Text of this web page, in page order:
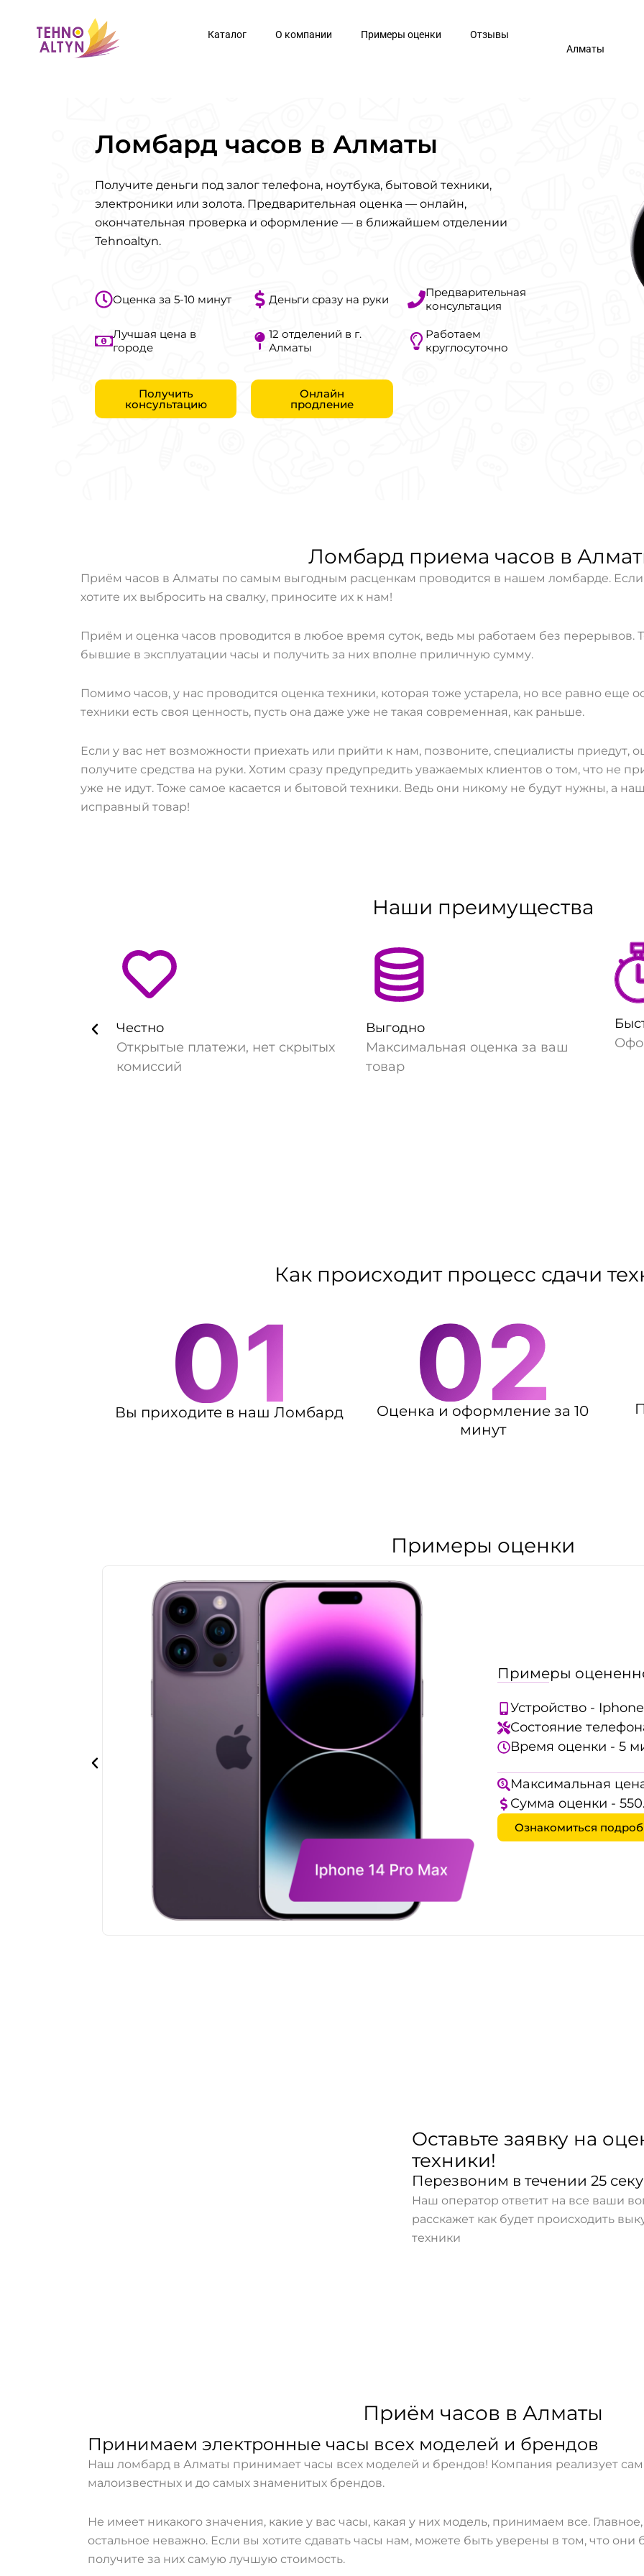
содержимому
Каталог О компании Примеры оценки
Отзывы
Алматы
Ломбард часов в Алматы
Получите деньги под залог телефона, ноутбука, бытовой техники,
электроники или золота. Предварительная оценка — онлайн,
окончательная проверка и оформление — в ближайшем отделении
Tehnoaltyn.
Оценка за 5-10 минут Деньги сразу на руки
Предварительная
консультация
Лучшая цена в
городе
12 отделений в г.
Алматы
Работаем
круглосуточно
Получить
консультацию
Онлайн
продление
Ломбард приема часов в
Приём часов в Алматы по самым выгодным расценкам проводится в нашем ломбарде. Если
хотите их выбросить на свалку, приносите их к нам!
Приём и оценка часов проводится в любое время суток, ведь мы работаем без перерывов.
бывшие в эксплуатации часы и получить за них вполне приличную сумму.
Помимо часов, у нас проводится оценка техники, которая тоже устарела, но все равно еще
техники есть своя ценность, пусть она даже уже не такая современная, как раньше.
Если у вас нет возможности приехать или прийти к нам, позвоните, специалисты приедут,
получите средства на руки. Хотим сразу предупредить уважаемых клиентов о том, что не
уже не идут. Тоже самое касается и бытовой техники. Ведь они никому не будут нужны, а
исправный товар!
Наши преимущества
Честно
Открытые платежи, нет скрытых
комиссий
Выгодно
Максимальная оценка за ваш
товар
Как происходит процесс сдачи
Вы приходите в наш Ломбард
Оценка и оформление за 10
минут
Примеры оценки
Примеры
Устройство -
Состояние
Время оценки - 5
Максимальная
Сумма оценки -
Ознакомиться
Оставьте заявку на
техники!
Перезвоним в течении 25
Наш оператор ответит на все ваши
расскажет как будет происходить
техники
Приём часов в Алматы
Принимаем электронные часы всех моделей и брендов
Наш ломбард в Алматы принимает часы всех моделей и брендов! Компания реализует
малоизвестных и до самых знаменитых брендов.
Не имеет никакого значения, какие у вас часы, какая у них модель, принимаем все.
остальное неважно. Если вы хотите сдавать часы нам, можете быть уверены в том, что
получите за них самую лучшую стоимость.